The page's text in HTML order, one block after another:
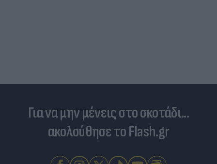
Για να μην μένεις στο σκοτάδι...
ακολούθησε το Flash.gr